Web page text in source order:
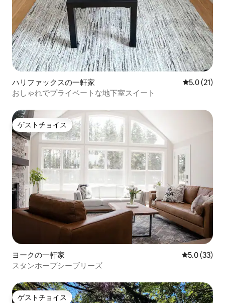
ハリファックスの一軒家 レビュー21
5.0 (21)
おしゃれでプライベートな地下室スイート
ゲストチョイス
ゲストチョイス
ヨークの一軒家 レビュー33
5.0 (33)
スタンホープシーブリーズ
ゲストチョイス